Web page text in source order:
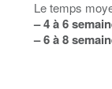
Le temps
– 4 à 6
– 6 à 8